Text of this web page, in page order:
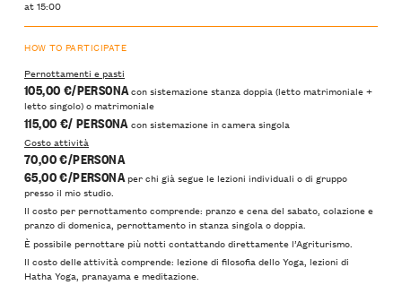
at 15:00
HOW TO PARTICIPATE
Pernottamenti e pasti
105,00 €/PERSONAcon sistemazione stanza doppia (letto matrimoniale +
letto singolo) o matrimoniale
115,00 €/ PERSONAcon sistemazione in camera singola
Costo attività
70,00 €/PERSONA
65,00 €/PERSONAper chi già segue le lezioni individuali o di gruppo
presso il mio studio.
Il costo per pernottamento comprende: pranzo e cena del sabato, colazione e
pranzo di domenica, pernottamento in stanza singola o doppia.
È possibile pernottare più notti contattando direttamente l’Agriturismo.
Il costo delle attività comprende: lezione di filosofia dello Yoga, lezioni di
Hatha Yoga, pranayama e meditazione.